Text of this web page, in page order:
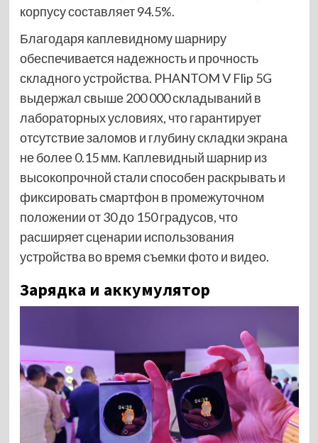
корпусу составляет 94.5%.
Благодаря каплевидному шарниру
обеспечивается надежность и прочность
складного устройства. PHANTOM V Flip 5G
выдержал свыше 200 000 складываний в
лабораторных условиях, что гарантирует
отсутствие заломов и глубину складки экрана
не более 0.15 мм. Каплевидный шарнир из
высокопрочной стали способен раскрывать и
фиксировать смартфон в промежуточном
положении от 30 до 150 градусов, что
расширяет сценарии использования
устройства во время съемки фото и видео.
Зарядка и аккумулятор